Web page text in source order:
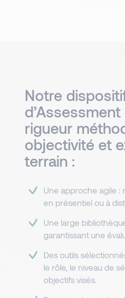
Notre
rigueur
objectivité et
terrain :
Une approche agile :
en présentiel ou à
Une large
garantissant une
Des outils
le rôle, le niveau de
objectifs visés.